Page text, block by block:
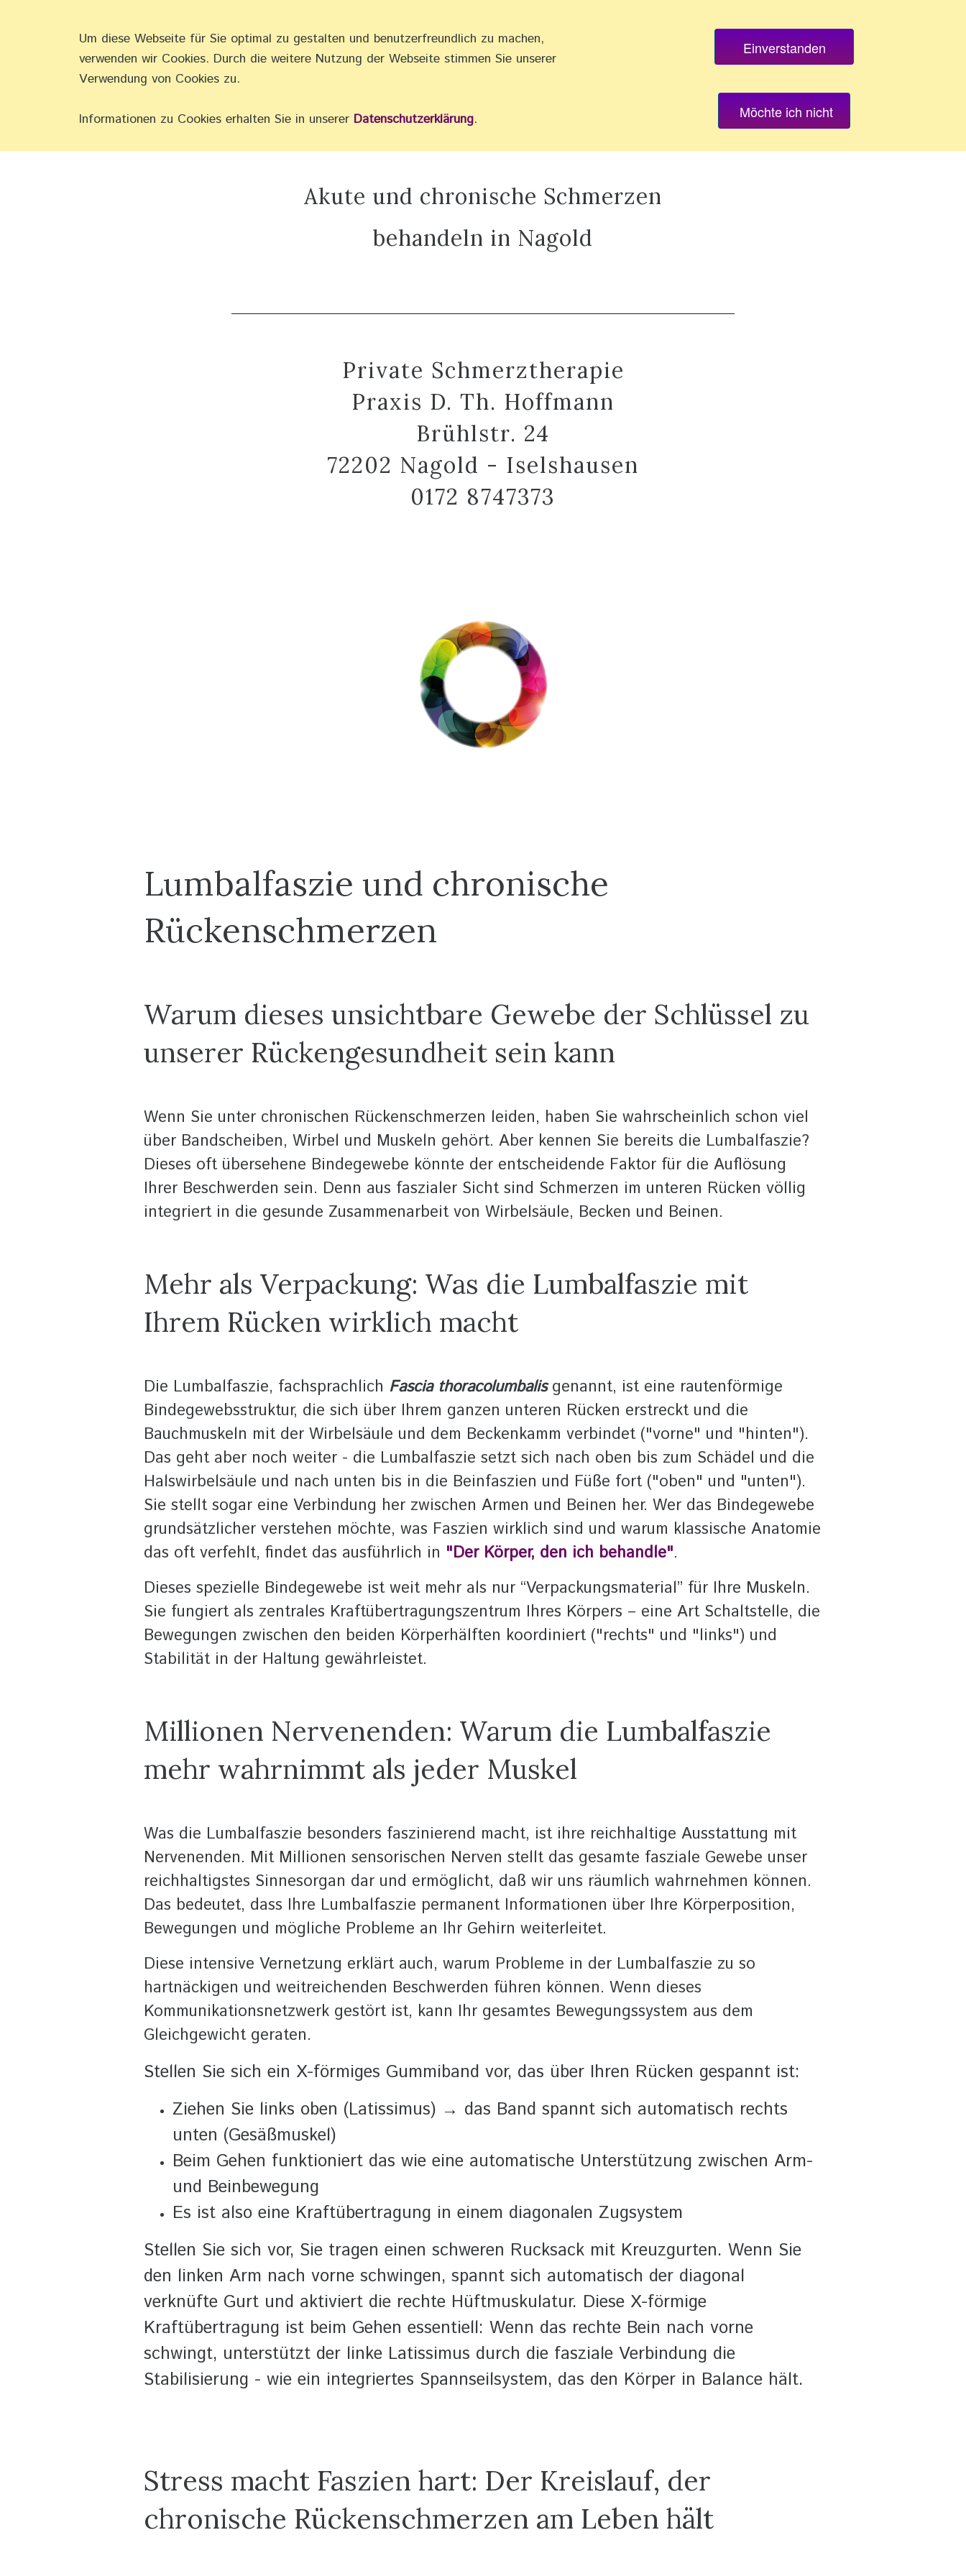
SCHMERZEN • AKUPRESSUR • REFLEXZONEN • PRAXIS NAGOLD
Akute und chronische Schmerzen
behandeln in Nagold
Private Schmerztherapie
Praxis D. Th. Hoffmann
Brühlstr. 24
72202 Nagold - Iselshausen
0172 8747373
Lumbalfaszie und chronische
Rückenschmerzen
Warum dieses unsichtbare Gewebe der Schlüssel zu
unserer Rückengesundheit sein kann
Wenn Sie unter chronischen Rückenschmerzen leiden, haben Sie wahrscheinlich schon viel
über Bandscheiben, Wirbel und Muskeln gehört. Aber kennen Sie bereits die Lumbalfaszie?
Dieses oft übersehene Bindegewebe könnte der entscheidende Faktor für die Auflösung
Ihrer Beschwerden sein. Denn aus faszialer Sicht sind Schmerzen im unteren Rücken völlig
integriert in die gesunde Zusammenarbeit von Wirbelsäule, Becken und Beinen.
Mehr als Verpackung: Was die Lumbalfaszie mit
Ihrem Rücken wirklich macht
Die Lumbalfaszie, fachsprachlich Fascia thoracolumbalisgenannt, ist eine rautenförmige
Bindegewebsstruktur, die sich über Ihrem ganzen unteren Rücken erstreckt und die
Bauchmuskeln mit der Wirbelsäule und dem Beckenkamm verbindet ("vorne" und "hinten").
Das geht aber noch weiter - die Lumbalfaszie setzt sich nach oben bis zum Schädel und die
Halswirbelsäule und nach unten bis in die Beinfaszien und Füße fort ("oben" und "unten").
Sie stellt sogar eine Verbindung her zwischen Armen und Beinen her. Wer das Bindegewebe
grundsätzlicher verstehen möchte, was Faszien wirklich sind und warum klassische Anatomie
das oft verfehlt, findet das ausführlich in "Der Körper, den ich behandle".
Dieses spezielle Bindegewebe ist weit mehr als nur “Verpackungsmaterial” für Ihre Muskeln.
Sie fungiert als zentrales Kraftübertragungszentrum Ihres Körpers – eine Art Schaltstelle, die
Bewegungen zwischen den beiden Körperhälften koordiniert ("rechts" und "links") und
Stabilität in der Haltung gewährleistet.
Millionen Nervenenden: Warum die Lumbalfaszie
mehr wahrnimmt als jeder Muskel
Was die Lumbalfaszie besonders faszinierend macht, ist ihre reichhaltige Ausstattung mit
Nervenenden. Mit Millionen sensorischen Nerven stellt das gesamte fasziale Gewebe unser
reichhaltigstes Sinnesorgan dar und ermöglicht, daß wir uns räumlich wahrnehmen können.
Das bedeutet, dass Ihre Lumbalfaszie permanent Informationen über Ihre Körperposition,
Bewegungen und mögliche Probleme an Ihr Gehirn weiterleitet.
Diese intensive Vernetzung erklärt auch, warum Probleme in der Lumbalfaszie zu so
hartnäckigen und weitreichenden Beschwerden führen können. Wenn dieses
Kommunikationsnetzwerk gestört ist, kann Ihr gesamtes Bewegungssystem aus dem
Gleichgewicht geraten.
Stellen Sie sich ein X-förmiges Gummiband vor, das über Ihren Rücken gespannt ist:
Ziehen Sie links oben (Latissimus) → das Band spannt sich automatisch rechts
unten (Gesäßmuskel)
Beim Gehen funktioniert das wie eine automatische Unterstützung zwischen Arm-
und Beinbewegung
Es ist also eine Kraftübertragung in einem diagonalen Zugsystem
Stellen Sie sich vor, Sie tragen einen schweren Rucksack mit Kreuzgurten. Wenn Sie
den linken Arm nach vorne schwingen, spannt sich automatisch der diagonal
verknüfte Gurt und aktiviert die rechte Hüftmuskulatur. Diese X-förmige
Kraftübertragung ist beim Gehen essentiell: Wenn das rechte Bein nach vorne
schwingt, unterstützt der linke Latissimus durch die fasziale Verbindung die
Stabilisierung - wie ein integriertes Spannseilsystem, das den Körper in Balance hält.
Stress macht Faszien hart: Der Kreislauf, der
chronische Rückenschmerzen am Leben hält
Um diese Webseite für Sie optimal zu gestalten und benutzerfreundlich zu machen,
verwenden wir Cookies. Durch die weitere Nutzung der Webseite stimmen Sie unserer
Verwendung von Cookies zu.
Informationen zu Cookies erhalten Sie in unserer Datenschutzerklärung.
Einverstanden
Möchte ich nicht